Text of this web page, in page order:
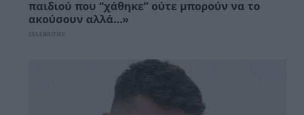
παιδιού που “χάθηκε” ούτε μπορούν να το
ακούσουν αλλά…»
CELEBRITIES